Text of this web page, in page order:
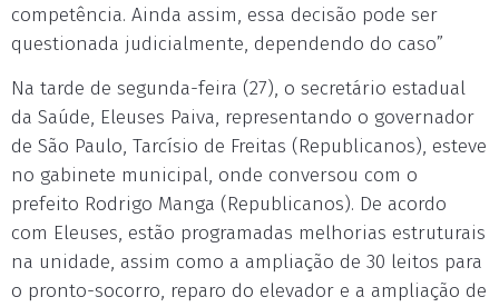
competência. Ainda assim, essa decisão pode ser
questionada judicialmente, dependendo do caso”
Na tarde de segunda-feira (27), o secretário estadual
da Saúde, Eleuses Paiva, representando o governador
de São Paulo, Tarcísio de Freitas (Republicanos), esteve
no gabinete municipal, onde conversou com o
prefeito Rodrigo Manga (Republicanos). De acordo
com Eleuses, estão programadas melhorias estruturais
na unidade, assim como a ampliação de 30 leitos para
o pronto-socorro, reparo do elevador e a ampliação de